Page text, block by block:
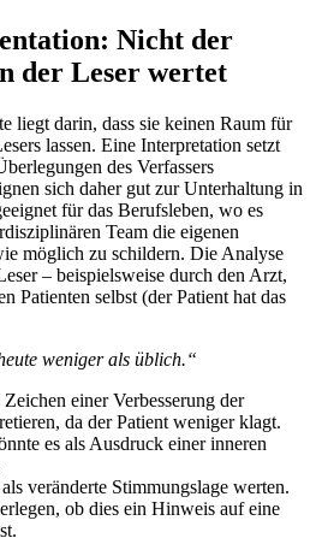
Nicht der
der Leser wertet
liegt darin, dass sie keinen Raum für
lassen. Eine Interpretation setzt
des Verfassers
sich daher gut zur Unterhaltung in
für das Berufsleben, wo es
Team die eigenen
möglich zu schildern. Die Analyse
– beispielsweise durch den Arzt,
Patienten selbst (der Patient hat das
weniger als üblich.“
einer Verbesserung der
da der Patient weniger klagt.
es als Ausdruck einer inneren
veränderte Stimmungslage werten.
ob dies ein Hinweis auf eine